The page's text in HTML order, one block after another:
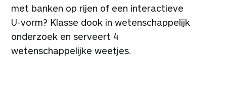
met banken op rijen of een interactieve
U-vorm? Klasse dook in wetenschappelijk
onderzoek en serveert 4
wetenschappelijke weetjes.